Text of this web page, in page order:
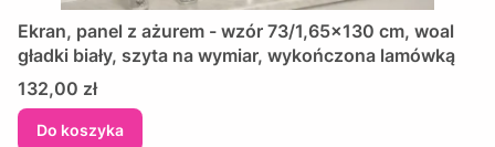
Ekran, panel z ażurem - wzór 73/1,65x130 cm, woal
gładki biały, szyta na wymiar, wykończona lamówką
Cena
132,00 zł
Do koszyka